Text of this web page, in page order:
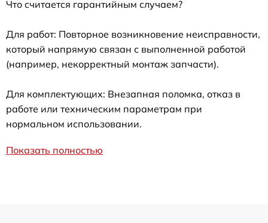
Что считается гарантийным случаем?
Для работ: Повторное возникновение неисправности,
который напрямую связан с выполненной работой
(например, некорректный монтаж запчасти).
Для комплектующих: Внезапная поломка, отказ в
работе или техническим параметрам при
нормальном использовании.
Показать полностью